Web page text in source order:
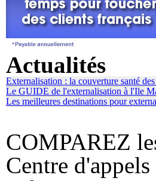
Actualités
Externalisation : la couverture santé
Le GUIDE de l'externalisation à l'Ile
Les meilleures destinations pour
COMPAREZ
Centre d'appels